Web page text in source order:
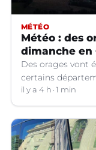
MÉTÉO
Météo : des
dimanche en
Des orages vont
certains
il y a 4 h 1 min